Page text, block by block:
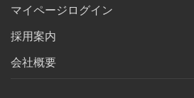
マイページログイン
採用案内
会社概要